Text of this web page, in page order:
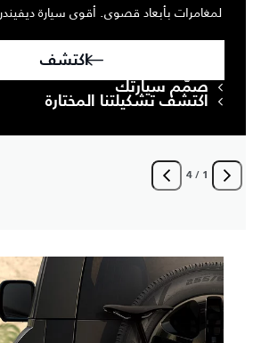
لمغامرات بأبعاد قصوى. أقوى سيارة
اكتشف
صمّم سيارتك
اكتشف تشكيلتنا المختارة
1
/
4